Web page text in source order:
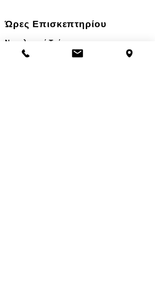
Ώρες Επισκεπτηρίου
Νοσηλευτικά Τμήματα
Χειμερινό ωράριο: 11.00-13.00
17.30-19.30